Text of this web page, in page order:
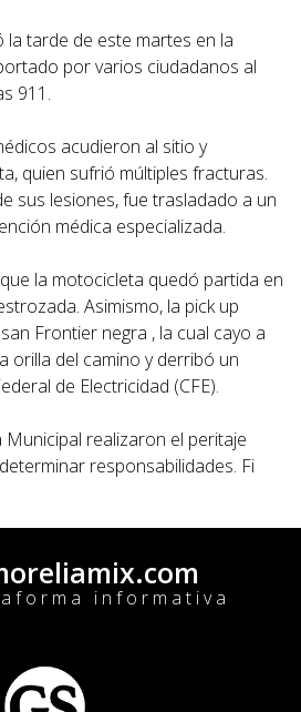
la tarde de este martes en la
por varios ciudadanos al
911.
acudieron al sitio y
quien sufrió múltiples fracturas.
sus lesiones, fue trasladado a un
médica especializada.
la motocicleta quedó partida en
Asimismo, la pick up
Frontier negra , la cual cayo a
orilla del camino y derribó un
de Electricidad (CFE).
Municipal realizaron el peritaje
responsabilidades. Fi
informativa